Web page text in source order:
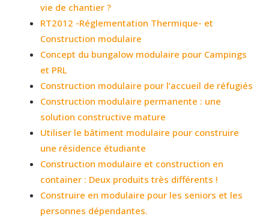
vie de chantier ?
RT2012 -Réglementation Thermique- et
Construction modulaire
Concept du bungalow modulaire pour Campings
et PRL
Construction modulaire pour l’accueil de réfugiés
Construction modulaire permanente : une
solution constructive mature
Utiliser le bâtiment modulaire pour construire
une résidence étudiante
Construction modulaire et construction en
container : Deux produits très différents !
Construire en modulaire pour les seniors et les
personnes dépendantes.